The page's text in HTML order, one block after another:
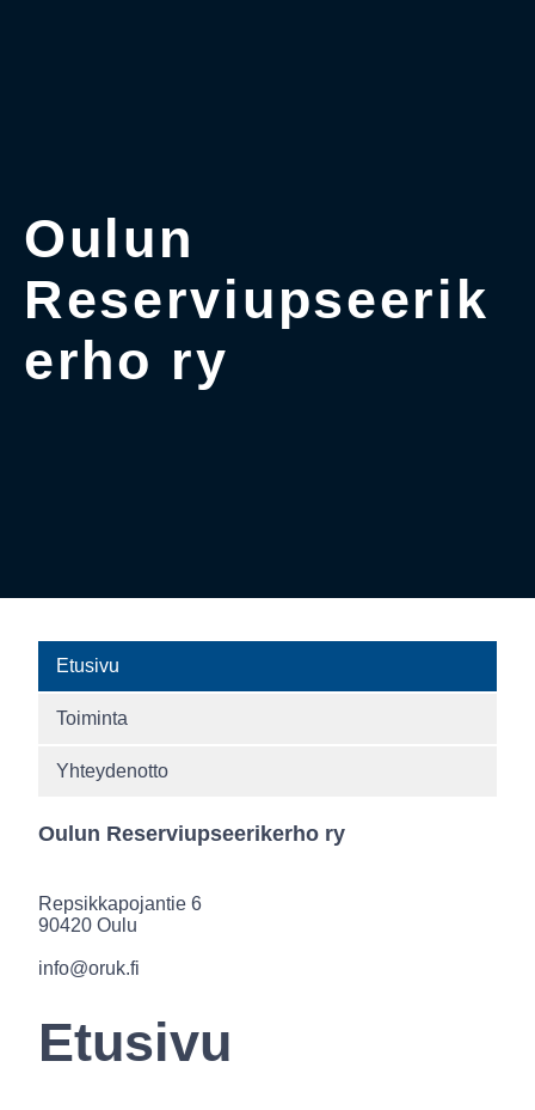
Oulun
Reserviupseerik
erho ry
Etusivu
Toiminta
Yhteydenotto
Oulun Reserviupseerikerho ry
Repsikkapojantie 6
90420 Oulu
info@oruk.fi
Etusivu